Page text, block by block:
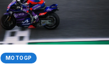
MOTOGP